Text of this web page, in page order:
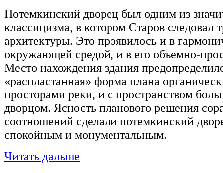
Потемкинский дворец был одним из
классицизма, в котором Старов следовал
архитектуры. Это проявилось и в
окружающей средой, и в его объемно-
Место нахождения здания
«распластанная» форма плана
просторами реки, и с пространством
дворцом. Ясность планового решения
соотношений сделали потемкинский
спокойным и монументальным.
Читать дальше